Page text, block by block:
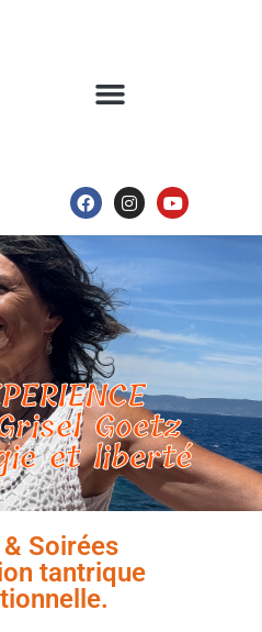
Goetz
et liberté
Soirées
tantrique